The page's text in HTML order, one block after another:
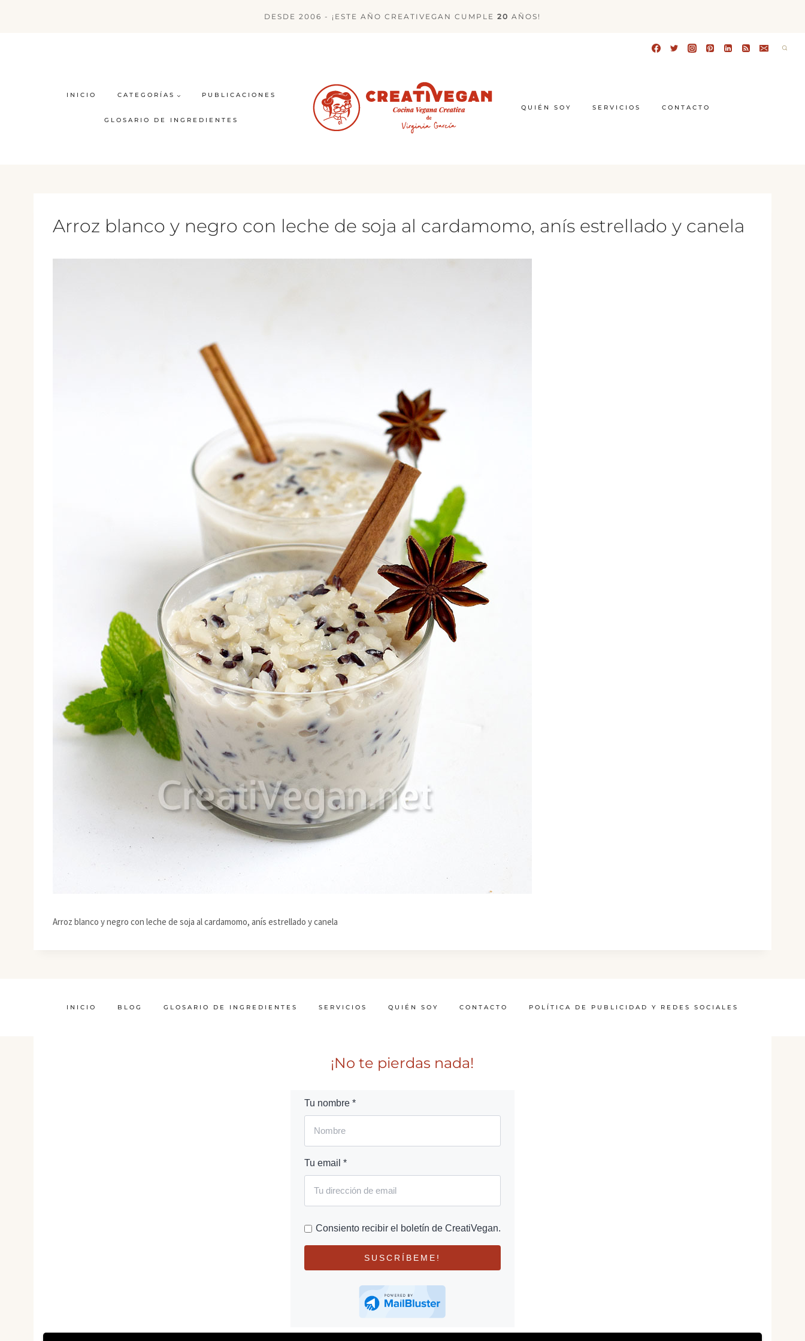
DESDE 2006 - ¡ESTE AÑO CREATIVEGAN CUMPLE 20 AÑOS!
INICIO CATEGORÍAS PUBLICACIONES
GLOSARIO DE INGREDIENTES
QUIÉN SOY SERVICIOS CONTACTO
Arroz blanco y negro con leche de soja al cardamomo, anís estrellado y canela
Arroz blanco y negro con leche de soja al cardamomo, anís estrellado y canela
INICIO BLOG GLOSARIO DE INGREDIENTES SERVICIOS QUIÉN SOY CONTACTO POLÍTICA DE PUBLICIDAD Y REDES SOCIALES
¡No te pierdas nada!
Tu nombre *
Tu email *
Consiento recibir el boletín de CreatiVegan.
SUSCRÍBEME!